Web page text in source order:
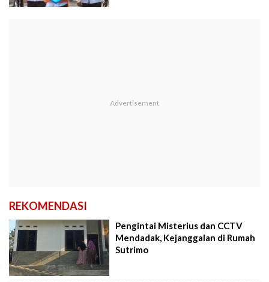
REKOMENDASI
Pengintai Misterius dan CCTV
Mendadak, Kejanggalan di Rumah
Sutrimo